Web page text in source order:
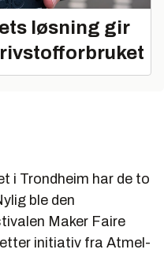
løsning gir
i Trondheim har de to
ble den
Maker Faire
initiativ fra Atmel-